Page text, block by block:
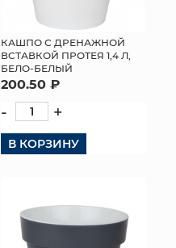
КАШПО С ДРЕНАЖНОЙ
ВСТАВКОЙ ПРОТЕЯ 1,4 Л,
БЕЛО-БЕЛЫЙ
200.50 ₽
- +
В КОРЗИНУ